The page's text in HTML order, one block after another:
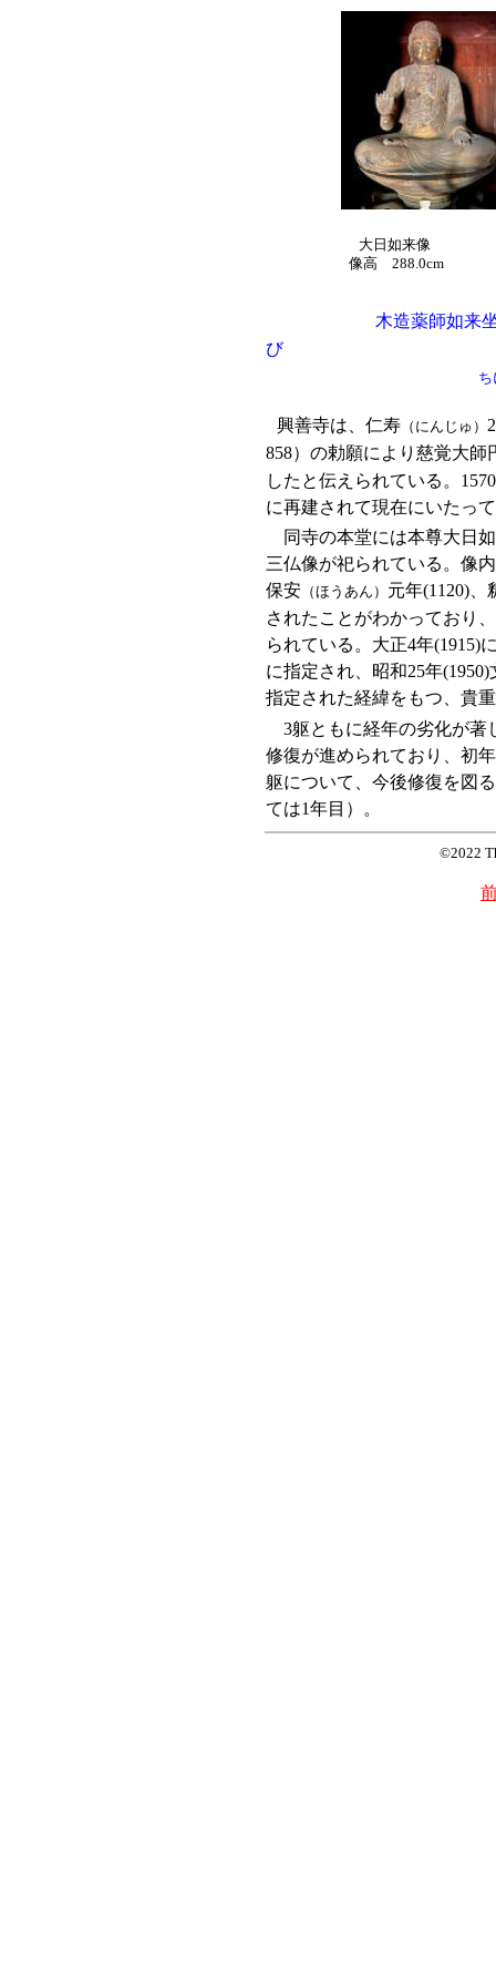
大日如来
像高 288.0cm
木造薬師如来
び 木造
興善寺は、仁寿（にんじゅ）
858）の勅願により慈覚大師
したと伝えられている。
に再建されて現在にいたっ
同寺の本堂には本尊大日
三仏像が祀られている。像
保安 （ほうあん） 元年(1120)、
されたことがわかっており
られている。大正4年(1915)
に指定され、昭和25年
指定された経緯をもつ、貴
3躯ともに経年の劣化が著
修復が進められており、初
躯について、今後修復を図
ては1年目）。
©2022